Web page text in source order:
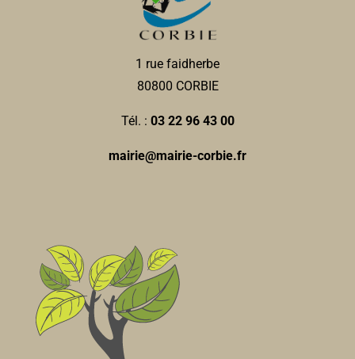
1 rue faidherbe
80800 CORBIE
Tél. : 03 22 96 43 00
mairie@mairie-corbie.fr